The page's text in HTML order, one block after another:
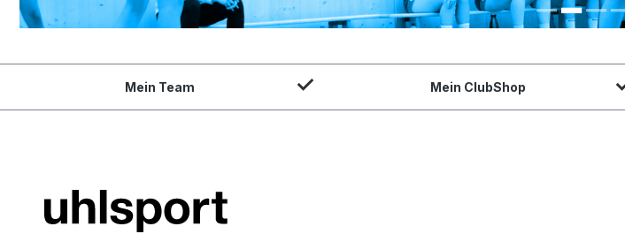
Mein Team Mein ClubShop